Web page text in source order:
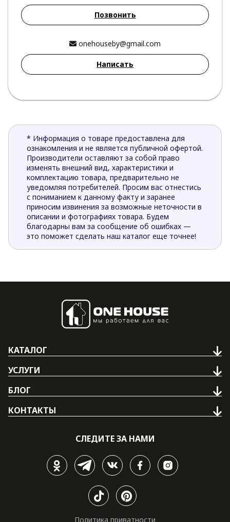
Позвонить
onehouseby@gmail.com
Написать
* Информация о товаре предоставлена для
ознакомления и не является публичной офертой.
Производители оставляют за собой право
изменять внешний вид, характеристики и
комплектацию товара, предварительно не
уведомляя потребителей. Просим вас отнестись
с пониманием к данному факту и заранее
приносим извинения за возможные неточности в
описании и фотографиях товара. Будем
благодарны вам за сообщение об ошибках —
это поможет сделать наш каталог еще точнее!
КАТАЛОГ
УСЛУГИ
БЛОГ
КОНТАКТЫ
СЛЕДИТЕ ЗА НАМИ
Политика приватности